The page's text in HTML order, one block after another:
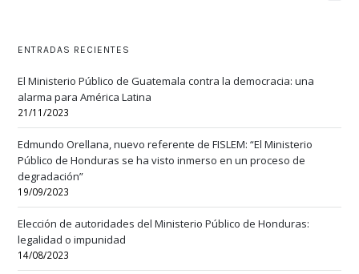
ENTRADAS RECIENTES
El Ministerio Público de Guatemala contra la democracia: una
alarma para América Latina
21/11/2023
Edmundo Orellana, nuevo referente de FISLEM: “El Ministerio
Público de Honduras se ha visto inmerso en un proceso de
degradación”
19/09/2023
Elección de autoridades del Ministerio Público de Honduras:
legalidad o impunidad
14/08/2023